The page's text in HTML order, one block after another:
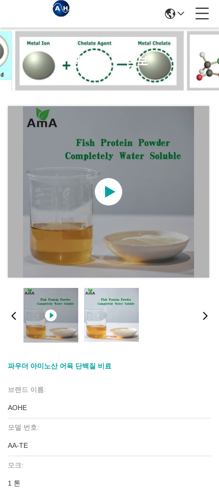
제품 세부 정보
파우더 아미노산 어육 단백질 비료
브랜드 이름:
AOHE
모델 번호:
AA-TE
모크:
1 톤